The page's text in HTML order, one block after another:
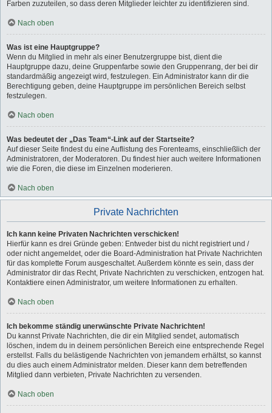
Farben zuzuteilen, so dass deren Mitglieder leichter zu identifizieren sind.
Nach oben
Was ist eine Hauptgruppe?
Wenn du Mitglied in mehr als einer Benutzergruppe bist, dient die
Hauptgruppe dazu, deine Gruppenfarbe sowie den Gruppenrang, der bei dir
standardmäßig angezeigt wird, festzulegen. Ein Administrator kann dir die
Berechtigung geben, deine Hauptgruppe im persönlichen Bereich selbst
festzulegen.
Nach oben
Was bedeutet der „Das Team“-Link auf der Startseite?
Auf dieser Seite findest du eine Auflistung des Forenteams, einschließlich der
Administratoren, der Moderatoren. Du findest hier auch weitere Informationen
wie die Foren, die diese im Einzelnen moderieren.
Nach oben
Private Nachrichten
Ich kann keine Privaten Nachrichten verschicken!
Hierfür kann es drei Gründe geben: Entweder bist du nicht registriert und /
oder nicht angemeldet, oder die Board-Administration hat Private Nachrichten
für das komplette Forum ausgeschaltet. Außerdem könnte es sein, dass der
Administrator dir das Recht, Private Nachrichten zu verschicken, entzogen hat.
Kontaktiere einen Administrator, um weitere Informationen zu erhalten.
Nach oben
Ich bekomme ständig unerwünschte Private Nachrichten!
Du kannst Private Nachrichten, die dir ein Mitglied sendet, automatisch
löschen, indem du in deinem persönlichen Bereich eine entsprechende Regel
erstellst. Falls du belästigende Nachrichten von jemandem erhältst, so kannst
du dies auch einem Administrator melden. Dieser kann dem betreffenden
Mitglied dann verbieten, Private Nachrichten zu versenden.
Nach oben